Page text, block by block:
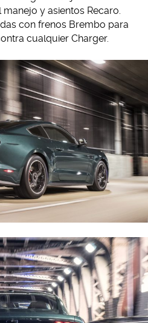
y asientos Recaro.
con frenos Brembo para
cualquier Charger.